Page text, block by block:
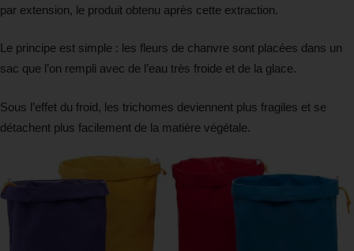
par extension, le produit obtenu après cette extraction.
Le principe est simple : les fleurs de chanvre sont placées dans un
sac que l’on rempli avec de l’eau très froide et de la glace.
Sous l’effet du froid, les trichomes deviennent plus fragiles et se
détachent plus facilement de la matière végétale.